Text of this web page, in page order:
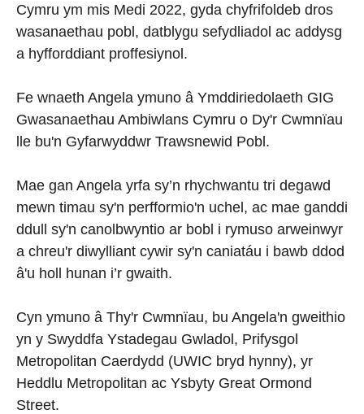
Cymru ym mis Medi 2022, gyda chyfrifoldeb dros
wasanaethau pobl, datblygu sefydliadol ac addysg
a hyfforddiant proffesiynol.
Fe wnaeth Angela ymuno â Ymddiriedolaeth GIG
Gwasanaethau Ambiwlans Cymru o Dy'r Cwmnïau
lle bu'n Gyfarwyddwr Trawsnewid Pobl.
Mae gan Angela yrfa sy’n rhychwantu tri degawd
mewn timau sy'n perfformio'n uchel, ac mae ganddi
ddull sy'n canolbwyntio ar bobl i rymuso arweinwyr
a chreu'r diwylliant cywir sy'n caniatáu i bawb ddod
â'u holl hunan i’r gwaith.
Cyn ymuno â Thy'r Cwmnïau, bu Angela'n gweithio
yn y Swyddfa Ystadegau Gwladol, Prifysgol
Metropolitan Caerdydd (UWIC bryd hynny), yr
Heddlu Metropolitan ac Ysbyty Great Ormond
Street.